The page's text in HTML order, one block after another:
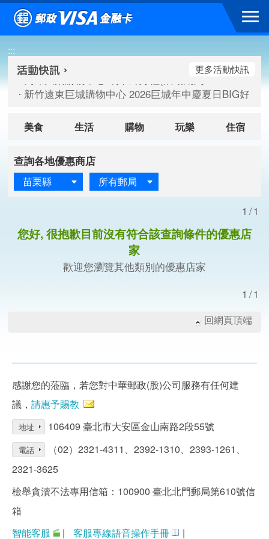
跳到主要內容區塊
:::
高雄大樂購物中心 刷卡郵好禮(活動期間：115/08/07-
臺北三創生活 有點東西第2波 刷卡郵好禮(活動期間：
高雄大樂購物中心 刷卡郵好禮(活動期間：115/08/07-
新竹遠東巨城購物中心 2026巨城年中慶夏日BIG好刷(
更多活動快訊
美食 生活 購物 玩樂 住宿
查詢各地優惠商店
苗栗縣 所有郵局
1/1
您好, 很抱歉目前沒有符合該查詢條件的優惠店
家
歡迎您瀏覽其他類別的優惠店家
1/1
回網頁頂端
感謝您的蒞臨，若您對中華郵政(股)公司服務有任何建
議， 請惠予賜教
地址 106409 臺北市大安區金山南路2段55號
電話
（02）2321-4311、2392-1310、2393-1261、
2321-3625
檢舉貪瀆不法專用信箱：100900 臺北北門郵局第610號信
箱
智能客服
| 客服專線語音操作手冊 |